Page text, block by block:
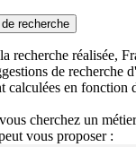
recherche
recherche réalisée,
de recherche
calculées en fonction
cherchez un
vous proposer :